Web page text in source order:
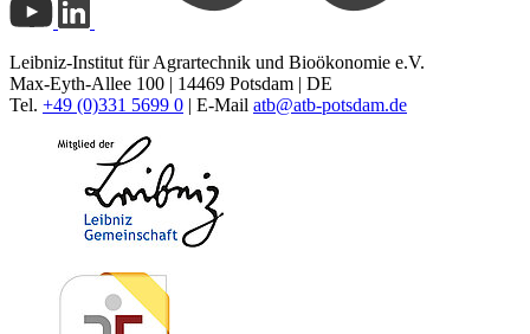
Leibniz-Institut für Agrartechnik und Bioökonomie e.V.
Max-Eyth-Allee 100 | 14469 Potsdam | DE
Tel. +49 (0)331 5699 0 | E-Mail atb@atb-potsdam.de